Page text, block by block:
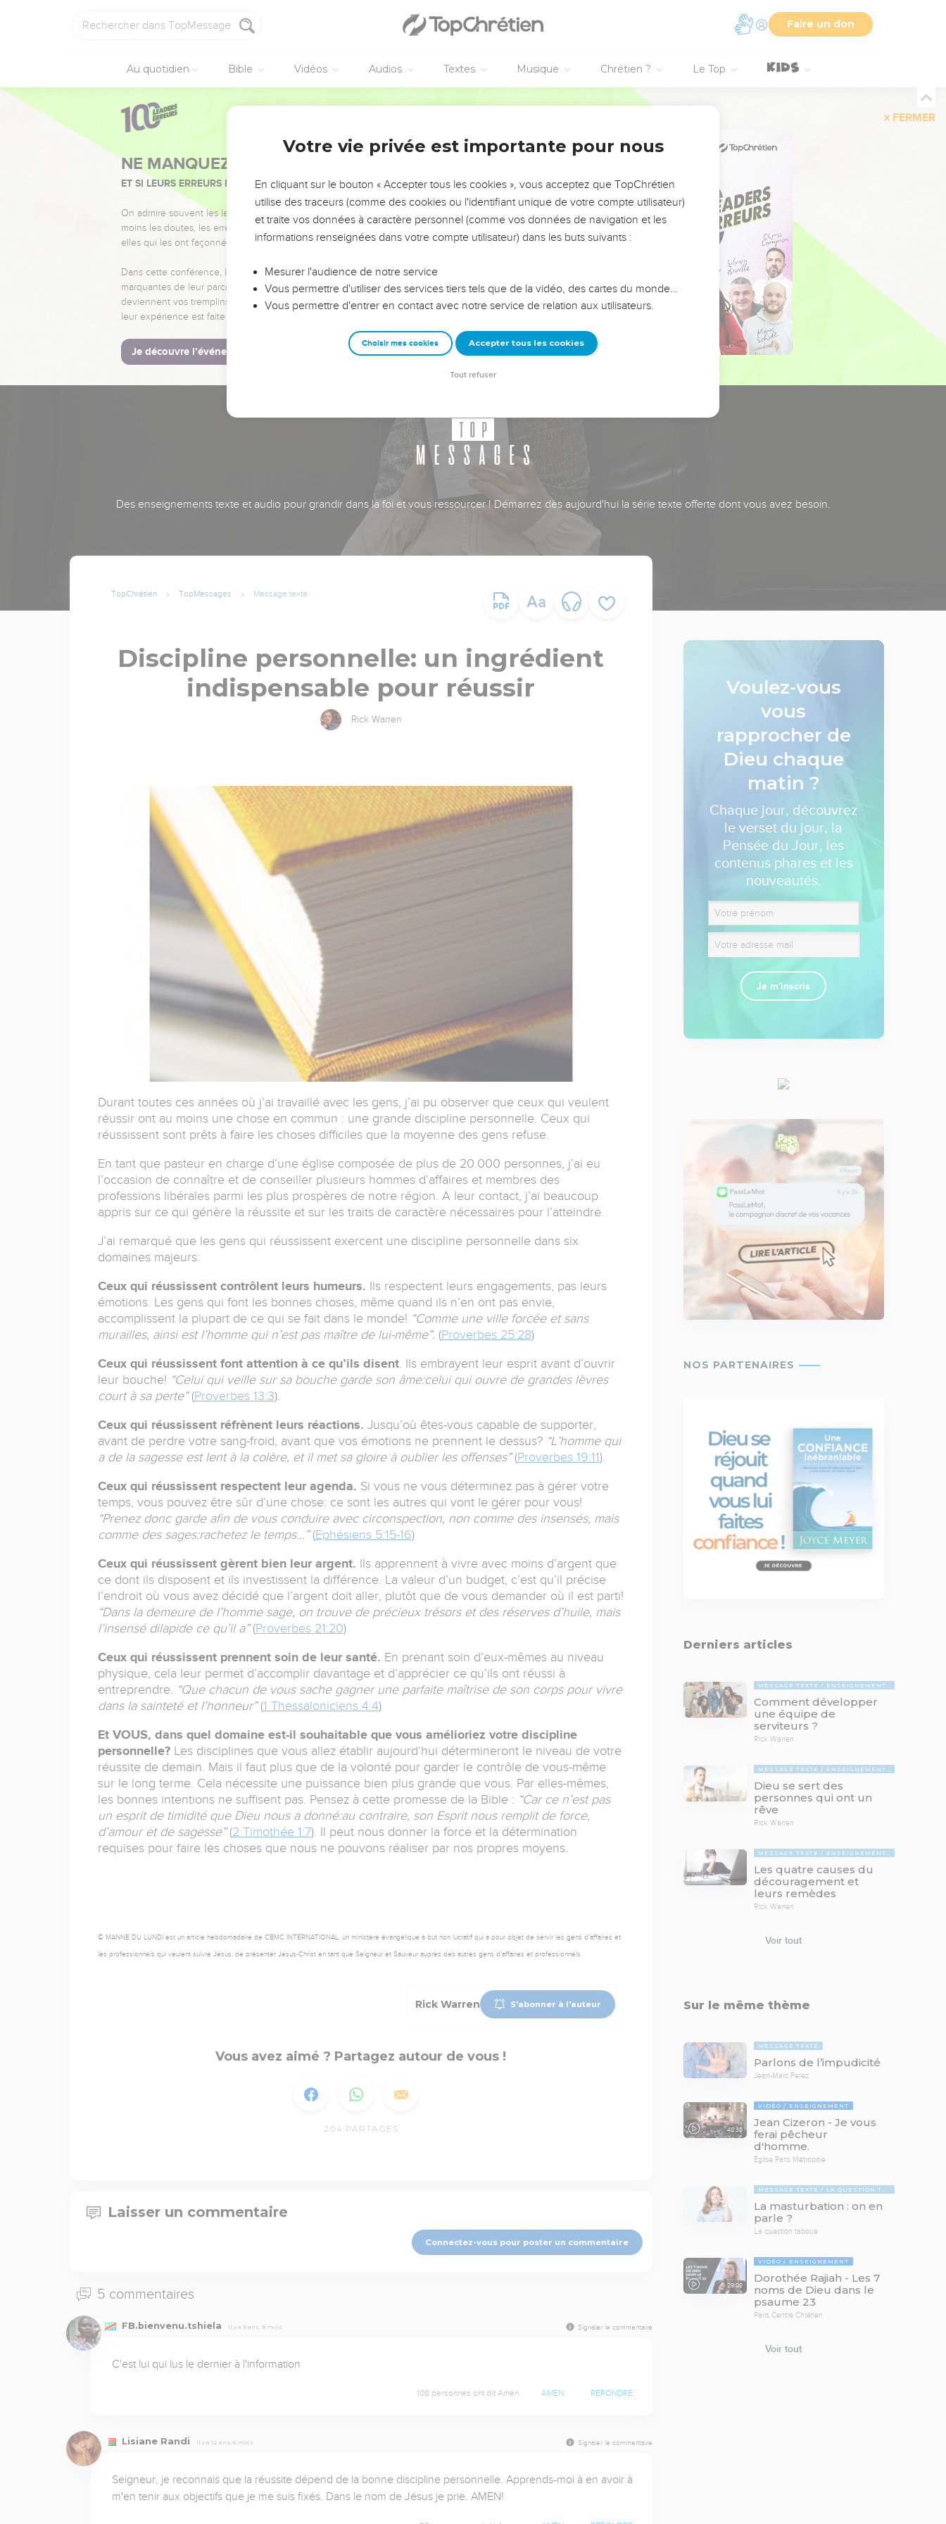
Faire un don
Au quotidien Bible Vidéos Audios Textes Musique Chrétien ? Le Top
FERMER
NE MANQUEZ PAS L’ÉVÉNEMENT DE L’ANNÉE !
ET SI LEURS ERREURS POUVAIENT VOUS ÉVITER LES VOTRES ?
On admire souvent les leaders pour leurs réussites, leur impact, leur foi ou leur vision. Mais on voit
moins les doutes, les erreurs et les saisons difficiles qu'ils ont traversés, alors même que ce sont
elles qui les ont façonnés.
Dans cette conférence, leaders, entrepreneurs, et responsables reviennent sur les erreurs
marquantes de leur parcours et les clés pour avancer avec plus de sagesse afin que leurs erreurs
deviennent vos tremplins. Que vous guidiez un ministère, une équipe, un groupe ou une famille,
leur expérience est faite pour vous.
Je découvre l’événement
Des enseignements texte et audio pour grandir dans la foi et vous ressourcer ! Démarrez dès aujourd'hui la série texte offerte dont vous avez besoin.
TopChrétien TopMessages Message texte
Discipline personnelle: un ingrédient
indispensable pour réussir
Rick Warren
Durant toutes ces années où j’ai travaillé avec les gens, j’ai pu observer que ceux qui veulent
réussir ont au moins une chose en commun : une grande discipline personnelle. Ceux qui
réussissent sont prêts à faire les choses difficiles que la moyenne des gens refuse.
En tant que pasteur en charge d’une église composée de plus de 20.000 personnes, j’ai eu
l’occasion de connaître et de conseiller plusieurs hommes d’affaires et membres des
professions libérales parmi les plus prospères de notre région. A leur contact, j’ai beaucoup
appris sur ce qui génère la réussite et sur les traits de caractère nécessaires pour l’atteindre.
J’ai remarqué que les gens qui réussissent exercent une discipline personnelle dans six
domaines majeurs:
Ceux qui réussissent contrôlent leurs humeurs. Ils respectent leurs engagements, pas leurs
émotions. Les gens qui font les bonnes choses, même quand ils n’en ont pas envie,
accomplissent la plupart de ce qui se fait dans le monde! “Comme une ville forcée et sans
murailles, ainsi est l’homme qui n’est pas maître de lui-même”. (Proverbes 25:28)
Ceux qui réussissent font attention à ce qu’ils disent. Ils embrayent leur esprit avant d’ouvrir
leur bouche! “Celui qui veille sur sa bouche garde son âme:celui qui ouvre de grandes lèvres
court à sa perte”(Proverbes 13:3).
Ceux qui réussissent réfrènent leurs réactions. Jusqu’où êtes-vous capable de supporter,
avant de perdre votre sang-froid, avant que vos émotions ne prennent le dessus? “L’homme qui
a de la sagesse est lent à la colère, et il met sa gloire à oublier les offenses”(Proverbes 19:11).
Ceux qui réussissent respectent leur agenda. Si vous ne vous déterminez pas à gérer votre
temps, vous pouvez être sûr d’une chose: ce sont les autres qui vont le gérer pour vous!
“Prenez donc garde afin de vous conduire avec circonspection, non comme des insensés, mais
comme des sages:rachetez le temps…”(Ephésiens 5:15-16)
Ceux qui réussissent gèrent bien leur argent. Ils apprennent à vivre avec moins d’argent que
ce dont ils disposent et ils investissent la différence. La valeur d’un budget, c’est qu’il précise
l’endroit où vous avez décidé que l’argent doit aller, plutôt que de vous demander où il est parti!
“Dans la demeure de l’homme sage, on trouve de précieux trésors et des réserves d’huile, mais
l’insensé dilapide ce qu’il a”(Proverbes 21:20)
Ceux qui réussissent prennent soin de leur santé. En prenant soin d’eux-mêmes au niveau
physique, cela leur permet d’accomplir davantage et d’apprécier ce qu’ils ont réussi à
entreprendre. “Que chacun de vous sache gagner une parfaite maîtrise de son corps pour vivre
dans la sainteté et l’honneur”(1 Thessaloniciens 4:4)
Et VOUS, dans quel domaine est-il souhaitable que vous amélioriez votre discipline
personnelle?Les disciplines que vous allez établir aujourd’hui détermineront le niveau de votre
réussite de demain. Mais il faut plus que de la volonté pour garder le contrôle de vous-même
sur le long terme. Cela nécessite une puissance bien plus grande que vous. Par elles-mêmes,
les bonnes intentions ne suffisent pas. Pensez à cette promesse de la Bible : “Car ce n’est pas
un esprit de timidité que Dieu nous a donné:au contraire, son Esprit nous remplit de force,
d’amour et de sagesse”(2 Timothée 1:7). Il peut nous donner la force et la détermination
requises pour faire les choses que nous ne pouvons réaliser par nos propres moyens.
© MANNE DU LUNDI est un article hebdomadaire de CBMC INTERNATIONAL, un ministère évangélique à but non lucratif qui a pour objet de servir les gens d’affaires et
les professionnels qui veulent suivre Jésus, de présenter Jésus-Christ en tant que Seigneur et Sauveur auprès des autres gens d’affaires et professionnels.
Rick Warren S'abonner à l'auteur
Vous avez aimé ? Partagez autour de vous !
204 PARTAGES
Laisser un commentaire
Connectez-vous pour poster un commentaire
5 commentaires
FB.bienvenu.tshiela Il y a 9 ans, 9 mois Signaler le commentaire
C'est lui qui lus le dernier à l'information
108 personnes ont dit Amen AMEN RÉPONDRE
Lisiane Randi Il y a 12 ans, 6 mois Signaler le commentaire
Seigneur, je reconnais que la réussite dépend de la bonne discipline personnelle. Apprends-moi à en avoir à
m'en tenir aux objectifs que je me suis fixés. Dans le nom de Jésus je prie. AMEN!
Voulez-vous
vous
rapprocher de
Dieu chaque
matin ?
Chaque jour, découvrez
le verset du jour, la
Pensée du Jour, les
contenus phares et les
nouveautés.
Je m'inscris
Derniers articles
MESSAGE TEXTE ENSEIGNEMENTS BIBLIQUES
Comment développer
une équipe de
serviteurs ?
Rick Warren
MESSAGE TEXTE ENSEIGNEMENTS BIBLIQUES
Dieu se sert des
personnes qui ont un
rêve
Rick Warren
MESSAGE TEXTE ENSEIGNEMENTS BIBLIQUES
Les quatre causes du
découragement et
leurs remèdes
Rick Warren
Voir tout
Sur le même thème
MESSAGE TEXTE
Parlons de l’impudicité
Jean-Marc Ferez
48:38
VIDÉO ENSEIGNEMENT
Jean Cizeron - Je vous
ferai pêcheur
d'homme.
Église Paris Métropole
MESSAGE TEXTE LA QUESTION TABOUE
La masturbation : on en
parle ?
La question taboue
29:08
VIDÉO ENSEIGNEMENT
Dorothée Rajiah - Les 7
noms de Dieu dans le
psaume 23
Paris Centre Chrétien
Voir tout
Votre vie privée est importante pour nous
En cliquant sur le bouton « Accepter tous les cookies », vous acceptez que TopChrétien
utilise des traceurs (comme des cookies ou l'identifiant unique de votre compte utilisateur)
et traite vos données à caractère personnel (comme vos données de navigation et les
informations renseignées dans votre compte utilisateur) dans les buts suivants :
Mesurer l'audience de notre service
Vous permettre d'utiliser des services tiers tels que de la vidéo, des cartes du monde…
Vous permettre d'entrer en contact avec notre service de relation aux utilisateurs.
Choisir mes cookies Accepter tous les cookies
Tout refuser